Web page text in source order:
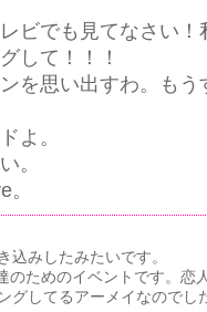
ビでも見てなさい！
して！！！
を思い出すわ。もう
よ。
。
みしたみたいです。
のためのイベントです。恋
グしてるアーメイなのでし